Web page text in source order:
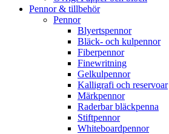
Pennor & tillbehör
Pennor
Blyertspennor
Bläck- och kulpennor
Fiberpennor
Finewritning
Gelkulpennor
Kalligrafi och reservoar
Märkpennor
Raderbar bläckpenna
Stiftpennor
Whiteboardpennor